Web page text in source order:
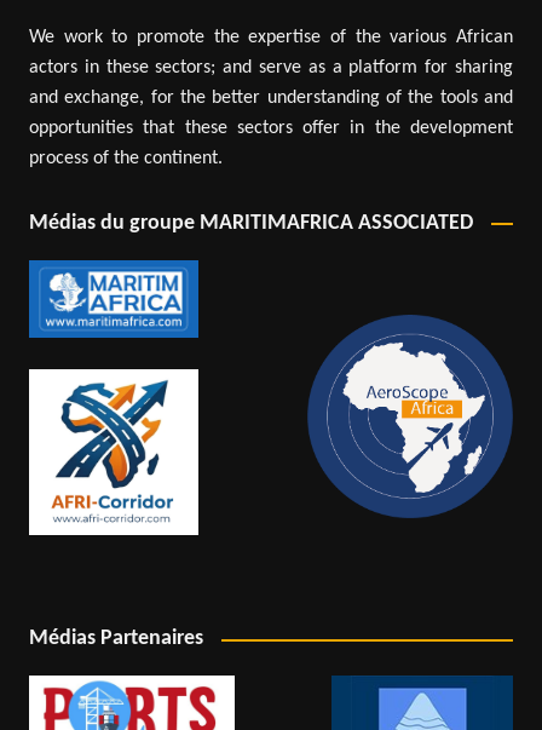
We work to promote the expertise of the various African
actors in these sectors; and serve as a platform for sharing
and exchange, for the better understanding of the tools and
opportunities that these sectors offer in the development
process of the continent.
Médias du groupe MARITIMAFRICA ASSOCIATED
Médias Partenaires